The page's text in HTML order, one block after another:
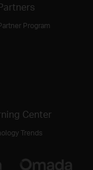
Program
Center
Trends